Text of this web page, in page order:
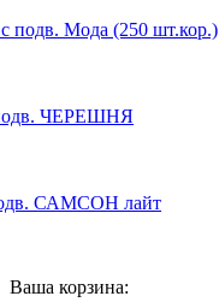
подв. Мода (250 шт.кор.)
ЧЕРЕШНЯ
САМСОН лайт
Ваша корзина: